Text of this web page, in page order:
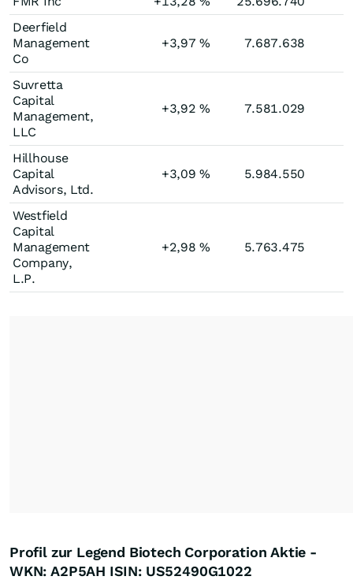
Deerfield
Management
Co
+3,97% 7.687.638
Suvretta
Capital
Management,
LLC
+3,92% 7.581.029
Hillhouse
Capital
Advisors, Ltd.
+3,09% 5.984.550
Westfield
Capital
Management
Company,
L.P.
+2,98% 5.763.475
Profil zur Legend Biotech Corporation Aktie -
WKN: A2P5AH ISIN: US52490G1022